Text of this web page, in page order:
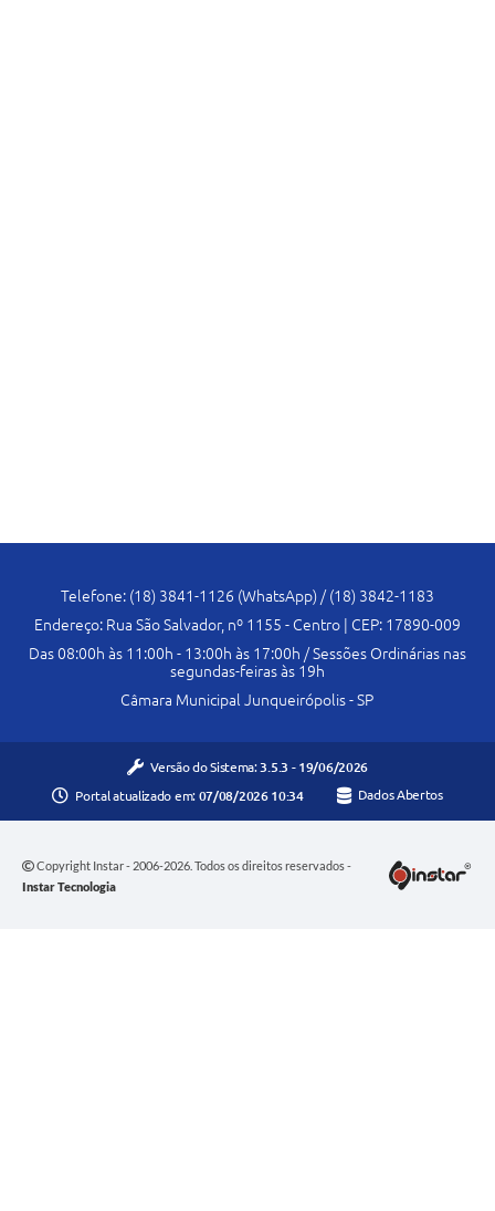
Telefone: (18) 3841-1126 (WhatsApp) / (18) 3842-1183
Endereço: Rua São Salvador, nº 1155 - Centro | CEP: 17890-009
Das 08:00h às 11:00h - 13:00h às 17:00h / Sessões Ordinárias nas
segundas-feiras às 19h
Câmara Municipal Junqueirópolis - SP
Versão do Sistema: 3.5.3 - 19/06/2026
Portal atualizado em: 07/08/2026 10:34 Dados Abertos
Copyright Instar - 2006-2026. Todos os direitos reservados -
Instar Tecnologia